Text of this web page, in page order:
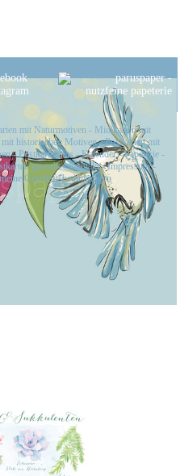
mit Naturmotiven - Midikarten mit
historischen Motiven-Postkarten mit
-Postkartensets-Kalender-Papeterie -
gesucht-Kontakt-Impressum-
Geschäftsbedingungen